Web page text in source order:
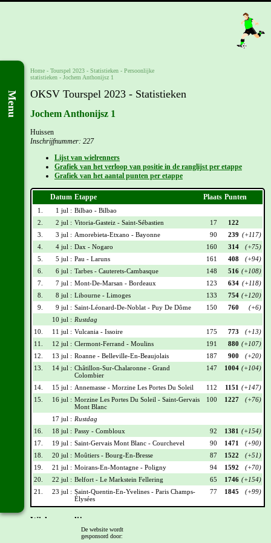
Menu
Home - Tourspel 2023 - Statistieken - Persoonlijke
statistieken - Jochem Anthonijsz 1
OKSV Tourspel 2023 - Statistieken
Jochem Anthonijsz 1
Huissen
Inschrijfnummer: 227
Lijst van wielrenners
Grafiek van het verloop van positie in de ranglijst per etappe
Grafiek van het aantal punten per etappe
Datum Etappe Plaats Punten
1. 1 jul : Bilbao - Bilbao
2.
2 jul : Vitoria-Gasteiz - Saint-Sébastien 17
122
3.
3 jul : Amorebieta-Etxano - Bayonne 90 239 (+117)
4.
4 jul : Dax - Nogaro 160 314
(+75)
5.
5 jul : Pau - Laruns 161 408
(+94)
6.
6 jul : Tarbes - Cauterets-Cambasque 148 516 (+108)
7.
7 jul : Mont-De-Marsan - Bordeaux 123 634 (+118)
8.
8 jul : Libourne - Limoges 133 754 (+120)
9.
9 jul : Saint-Léonard-De-Noblat - Puy De Dôme 150 760
(+6)
10 jul : Rustdag
10.
11 jul : Vulcania - Issoire 175 773
(+13)
11.
12 jul : Clermont-Ferrand - Moulins 191 880 (+107)
12.
13 jul : Roanne - Belleville-En-Beaujolais 187 900
(+20)
13.
14 jul : Châtillon-Sur-Chalaronne - Grand
Colombier
147 1004 (+104)
14. 15 jul : Annemasse - Morzine Les Portes Du Soleil 112 1151 (+147)
15.
16 jul : Morzine Les Portes Du Soleil - Saint-Gervais
Mont Blanc
100 1227 (+76)
17 jul : Rustdag
16.
18 jul : Passy - Combloux 92 1381 (+154)
17.
19 jul : Saint-Gervais Mont Blanc - Courchevel 90 1471
(+90)
18.
20 jul : Moûtiers - Bourg-En-Bresse 87 1522
(+51)
19.
21 jul : Moirans-En-Montagne - Poligny 94 1592
(+70)
20.
22 jul : Belfort - Le Markstein Fellering 65 1746 (+154)
21.
23 jul : Saint-Quentin-En-Yvelines - Paris Champs-
Élysées
77 1845 (+99)
Wielrennerslijst
De website wordt
gesponsord door: